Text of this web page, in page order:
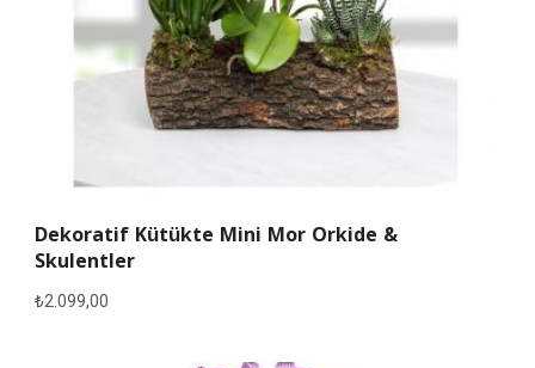
Dekoratif Kütükte Mini Mor Orkide &
Skulentler
₺2.099,00